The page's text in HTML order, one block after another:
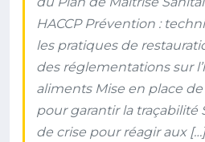
HACCP Prévention :
les pratiques de
des réglementations sur
aliments Mise en place
pour garantir la traçabilité
de crise pour réagir aux […]